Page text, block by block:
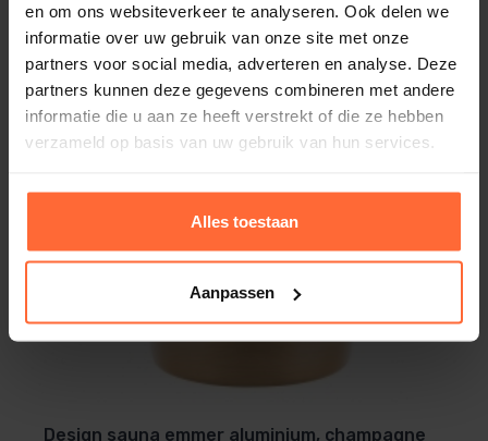
en om ons websiteverkeer te analyseren. Ook delen we
informatie over uw gebruik van onze site met onze
partners voor social media, adverteren en analyse. Deze
partners kunnen deze gegevens combineren met andere
informatie die u aan ze heeft verstrekt of die ze hebben
verzameld op basis van uw gebruik van hun services.
Alles toestaan
Aanpassen
Cambala sauna emmer
89,95 Op voorraad
Design sauna emmer aluminium, champagne